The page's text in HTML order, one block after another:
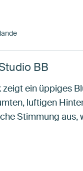
BB
ein üppiges
luftigen
Stimmung